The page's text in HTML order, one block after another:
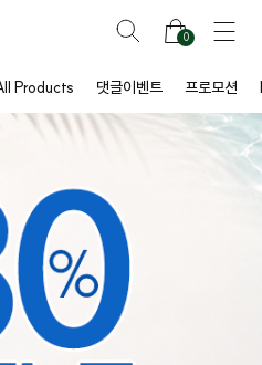
0
Products 댓글이벤트 프로모션